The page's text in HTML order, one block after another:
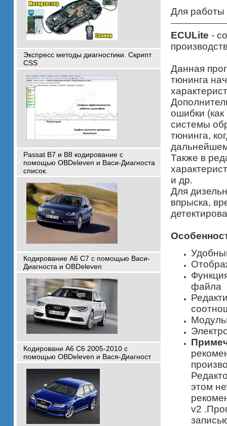
Экспресс методы диагностики. Скрипт
CSS
Passat B7 и B8 кодирование с
помощью OBDeleven и Васи-Диагноста
список.
Кодирование A6 C7 с помощью Васи-
Диагноста и OBDeleven
Кодировани A6 C6 2005-2010 с
помощью OBDeleven и Вася-Диагност
Для
ECULite -
Данная
тюнинга
ошибки
системы
тюнинга,
Также в
и др.
Для
впрыска,
файла
этом
v2